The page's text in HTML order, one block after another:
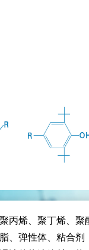
丙烯、聚丁烯、聚
、弹性体、粘合剂